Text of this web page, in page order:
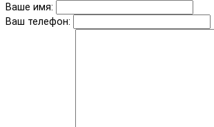
Ваше имя:
Ваш телефон: